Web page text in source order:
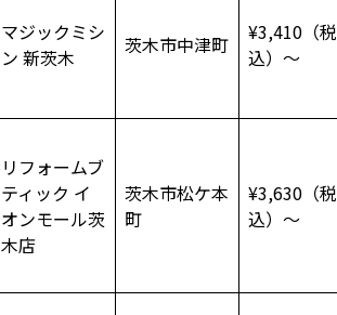
マジックミシ
ン 新茨木
茨木市中津町
¥3,410（税
込）～
リフォームブ
ティック イ
オンモール茨
木店
茨木市松ケ本
町
¥3,630（税
込）～